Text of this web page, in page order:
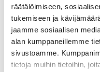
räätälöimiseen,
tukemiseen ja
jaamme sosiaalisen
alan kumppaneillemme
sivustoamme.
tietoja muihin tietoihin,
Kevään
tänä
Tämä